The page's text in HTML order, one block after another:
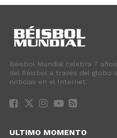
Béisbol Mundial celebra 7
del Béisbol a través del globo
noticias en el Internet.
ULTIMO MOMENTO